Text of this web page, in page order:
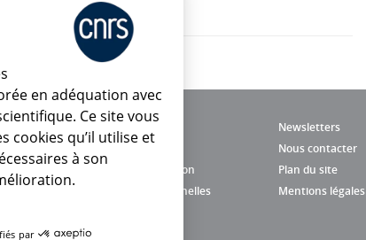
Newsletters
Nous contacter
Charte d'utilisation
Plan du site
Données personnelles
Mentions légales
en adéquation avec
Ce site vous
cookies qu’il utilise et
à son
par